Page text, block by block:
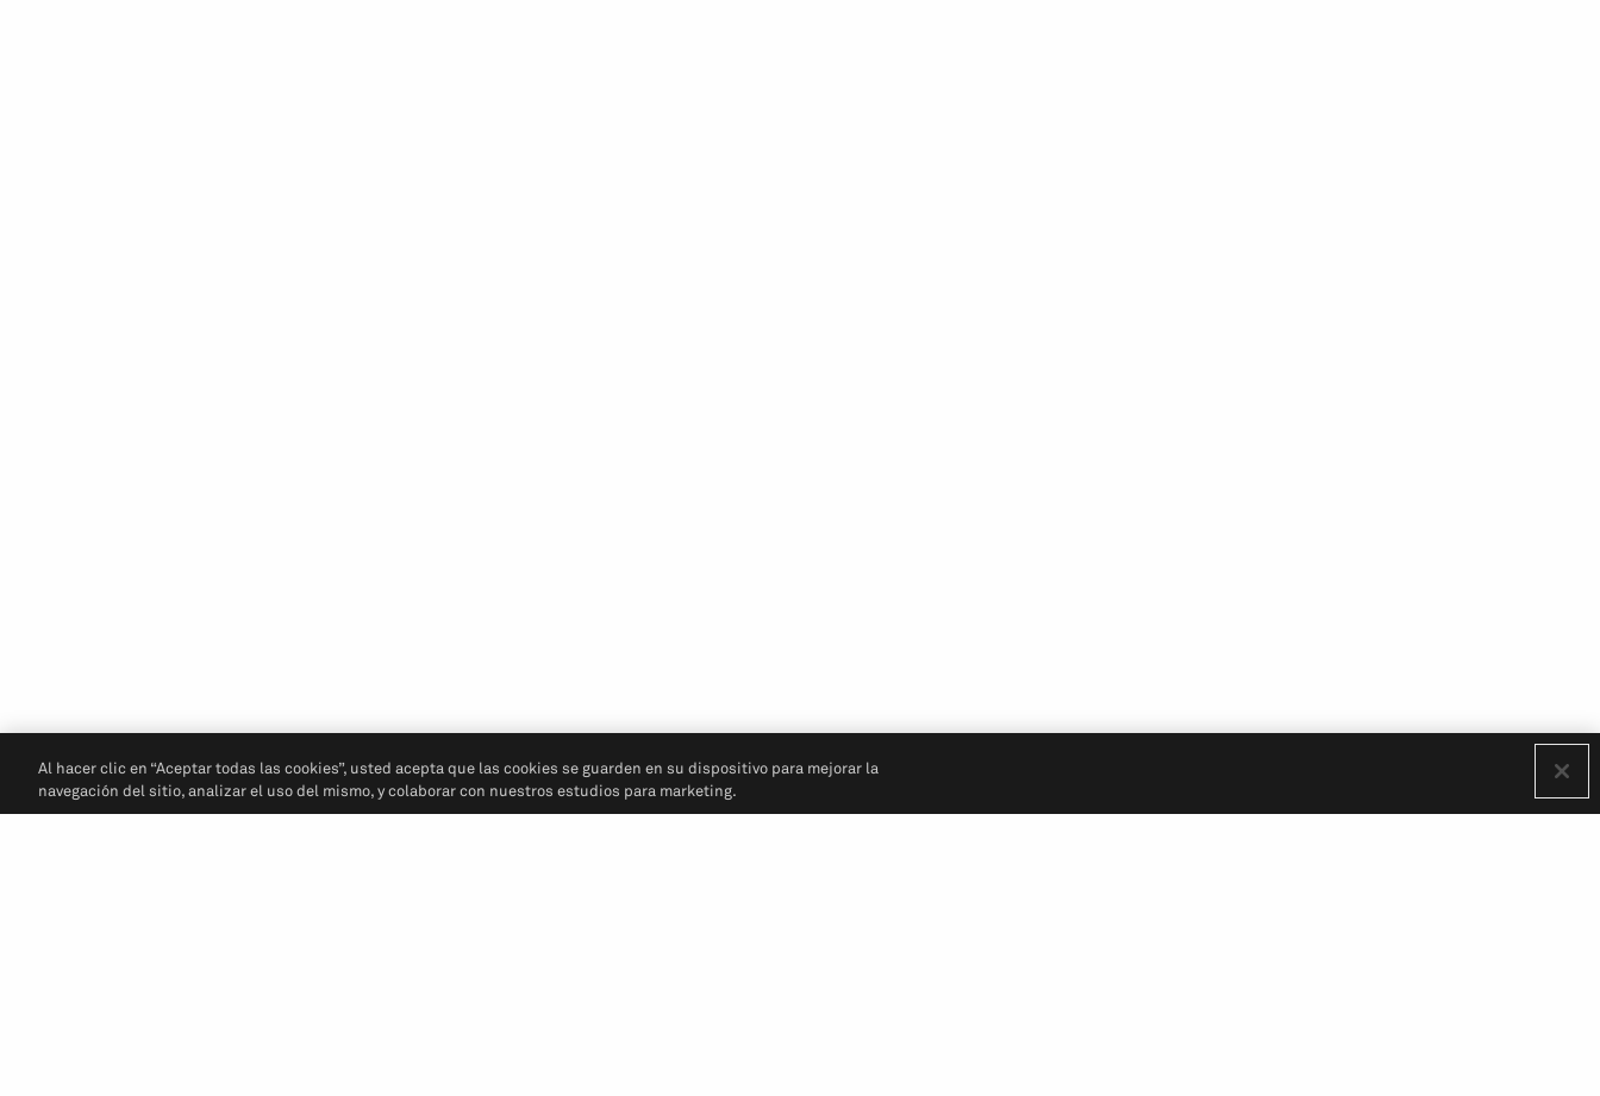
Al hacer clic en “Aceptar todas las cookies”, usted acepta que las cookies se guarden en su dispositivo para mejorar la
navegación del sitio, analizar el uso del mismo, y colaborar con nuestros estudios para marketing.